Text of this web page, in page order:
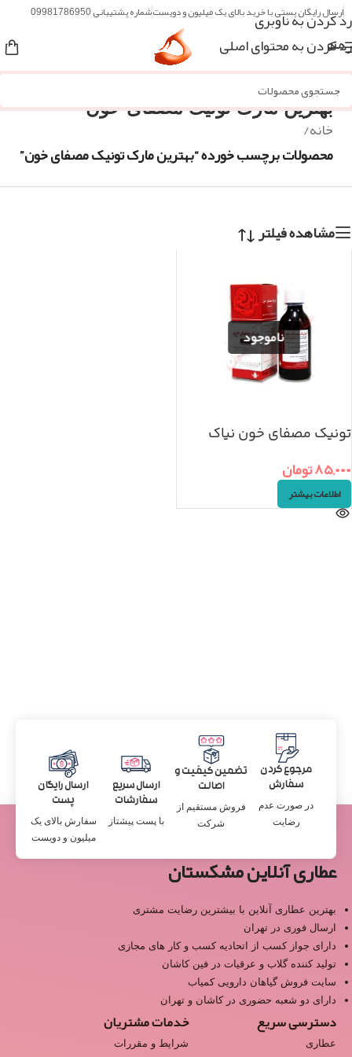
رد کردن به ناوبری
رد کردن به محتوای اصلی
ارسال رایگان پستی با خرید بالای یک میلیون و دویستشماره پشتیبانی 09981786950
منو
بهترین مارک تونیک مصفای خون
خانه/
محصولات برچسب خورده “بهترین مارک تونیک مصفای خون”
مشاهده فیلتر
تونیک مصفای خون نیاک
۸۵,۰۰۰تومان
اطلاعات بیشتر
مرجوع کردن
سفارش
در صورت عدم
رضایت
تضمین کیفیت و
اصالت
فروش مستقیم از
شرکت
ارسال سریع
سفارشات
با پست پیشتاز
ارسال رایگان
پست
سفارش بالای یک
میلیون و دویست
عطاری آنلاین مشکستان
بهترین عطاری آنلاین با بیشترین رضایت مشتری
ارسال فوری در تهران
دارای جواز کسب از اتحادیه کسب و کار های مجازی
تولید کننده گلاب و عرقیات در فین کاشان
سایت فروش گیاهان دارویی کمیاب
دارای دو شعبه حضوری در کاشان و تهران
دسترسی سریع
عطاری
خدمات مشتریان
شرایط و مقررات